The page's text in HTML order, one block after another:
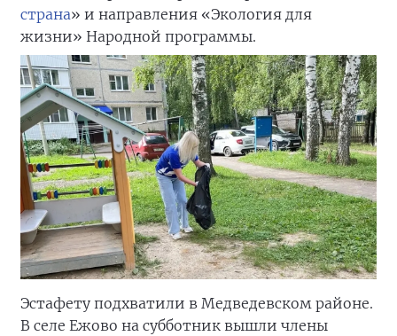
страна» и направления «Экология для
жизни» Народной программы.
Эстафету подхватили в Медведевском районе.
В селе Ежово на субботник вышли члены